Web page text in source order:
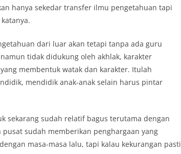
hanya sekedar transfer ilmu pengetahuan tapi
dari luar akan tetapi tanpa ada guru
tidak didukung oleh akhlak, karakter
membentuk watak dan karakter. Itulah
mendidik anak-anak selain harus pintar
sekarang sudah relatif bagus terutama dengan
sudah memberikan penghargaan yang
masa-masa lalu, tapi kalau kekurangan pasti